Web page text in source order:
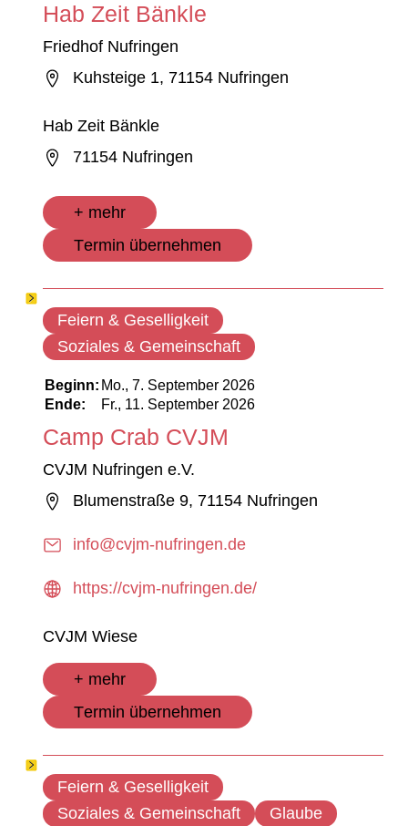
Hab Zeit Bänkle
Friedhof Nufringen
Kuhsteige 1, 71154 Nufringen
Hab Zeit Bänkle
71154 Nufringen
+ mehr
Termin übernehmen
Beginn: Mo., 7. September 2026
Ende:
Fr., 11. September 2026
Camp Crab CVJM
CVJM Nufringen e.V.
Blumenstraße 9, 71154 Nufringen
info@cvjm-nufringen.de
https://cvjm-nufringen.de/
CVJM Wiese
+ mehr
Termin übernehmen
Feiern & Geselligkeit
Soziales & Gemeinschaft
Feiern & Geselligkeit
Soziales & Gemeinschaft
Glaube